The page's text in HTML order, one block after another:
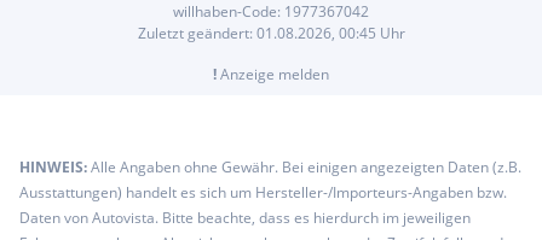
willhaben-Code: 1977367042
Zuletzt geändert: 01.08.2026, 00:45 Uhr
!Anzeige melden
HINWEIS:Alle Angaben ohne Gewähr. Bei einigen angezeigten Daten (z.B.
Ausstattungen) handelt es sich um Hersteller-/Importeurs-Angaben bzw.
Daten von Autovista. Bitte beachte, dass es hierdurch im jeweiligen